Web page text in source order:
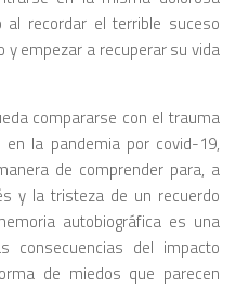
al recordar el terrible suceso
y empezar a recuperar su vida
compararse con el trauma
la pandemia por covid-19,
de comprender para, a
y la tristeza de un recuerdo
autobiográfica es una
consecuencias del impacto
de miedos que parecen